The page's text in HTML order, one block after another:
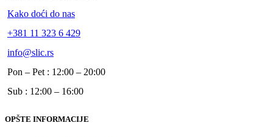
Kako doći do nas
+381 11 323 6 429
info@slic.rs
Pon – Pet : 12:00 – 20:00
Sub : 12:00 – 16:00
OPŠTE INFORMACIJE